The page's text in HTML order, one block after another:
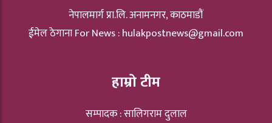
नेपालमार्ग प्रा.लि. अनामनगर, काठमाडौं
ईमेल ठेगाना For News :hulakpostnews@gmail.com
हाम्रो टीम
सम्पादक : सालिगराम दुलाल